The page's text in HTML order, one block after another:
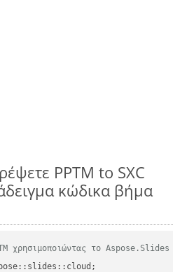
PPTM to SXC
κώδικα βήμα
χρησιμοποιώντας το Aspose.Slides